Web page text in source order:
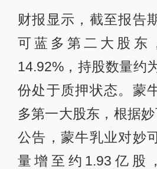
财报显示，截至报告
可蓝多第二大股东
14.92%，持股数量约
份处于质押状态。蒙
多第一大股东，根据
公告，蒙牛乳业对妙
量增至约1.93亿股